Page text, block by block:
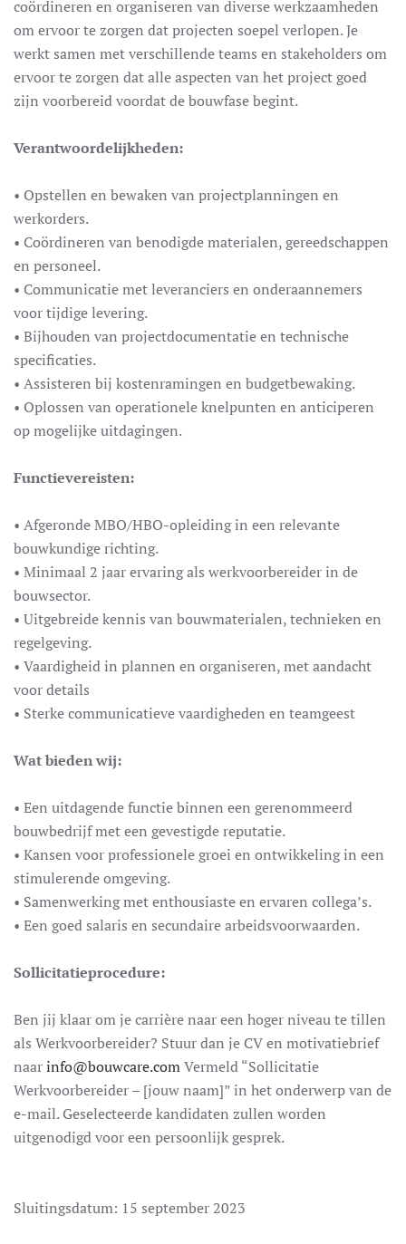
coördineren en organiseren van diverse werkzaamheden
om ervoor te zorgen dat projecten soepel verlopen. Je
werkt samen met verschillende teams en stakeholders om
ervoor te zorgen dat alle aspecten van het project goed
zijn voorbereid voordat de bouwfase begint.
Verantwoordelijkheden:
• Opstellen en bewaken van projectplanningen en
werkorders.
• Coördineren van benodigde materialen, gereedschappen
en personeel.
• Communicatie met leveranciers en onderaannemers
voor tijdige levering.
• Bijhouden van projectdocumentatie en technische
specificaties.
• Assisteren bij kostenramingen en budgetbewaking.
• Oplossen van operationele knelpunten en anticiperen
op mogelijke uitdagingen.
Functievereisten:
• Afgeronde MBO/HBO-opleiding in een relevante
bouwkundige richting.
• Minimaal 2 jaar ervaring als werkvoorbereider in de
bouwsector.
• Uitgebreide kennis van bouwmaterialen, technieken en
regelgeving.
• Vaardigheid in plannen en organiseren, met aandacht
voor details
• Sterke communicatieve vaardigheden en teamgeest
Wat bieden wij:
• Een uitdagende functie binnen een gerenommeerd
bouwbedrijf met een gevestigde reputatie.
• Kansen voor professionele groei en ontwikkeling in een
stimulerende omgeving.
• Samenwerking met enthousiaste en ervaren collega’s.
• Een goed salaris en secundaire arbeidsvoorwaarden.
Sollicitatieprocedure:
Ben jij klaar om je carrière naar een hoger niveau te tillen
als Werkvoorbereider? Stuur dan je CV en motivatiebrief
naarinfo@bouwcare.comVermeld “Sollicitatie
Werkvoorbereider – [jouw naam]” in het onderwerp van de
e-mail. Geselecteerde kandidaten zullen worden
uitgenodigd voor een persoonlijk gesprek.
Sluitingsdatum: 15 september 2023